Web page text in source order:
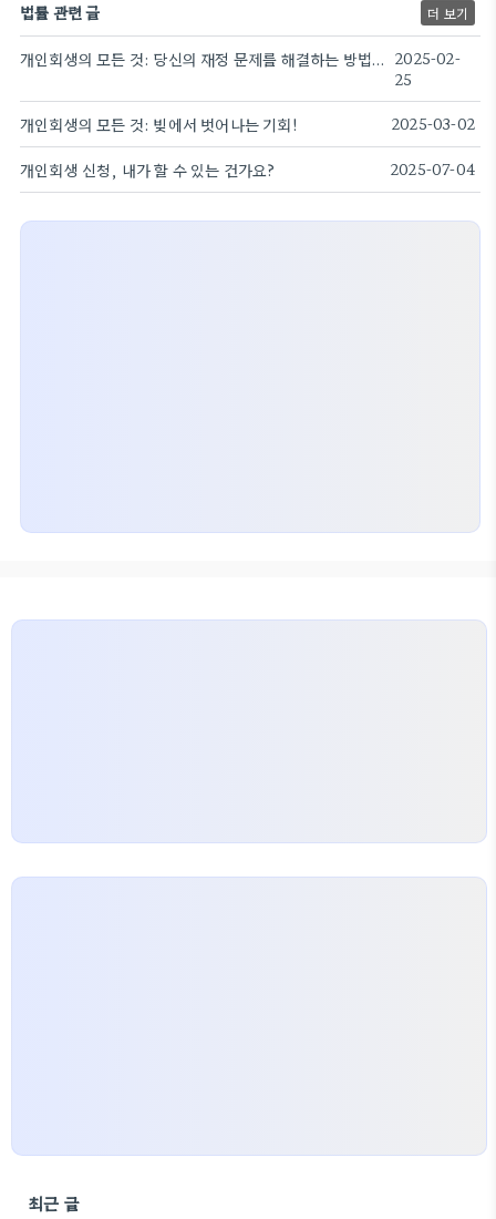
법률 관련 글 더 보기
개인회생의 모든 것: 당신의 재정 문제를 해결하는 방법은? 2025-02-
25
개인회생의 모든 것: 빚에서 벗어나는 기회! 2025-03-02
개인회생 신청, 내가 할 수 있는 건가요? 2025-07-04
최근 글